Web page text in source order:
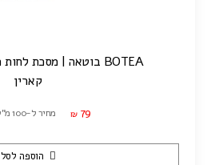
BOTEA בוטאה | מסכת לחות משקמת | 500 מ"ל
קארין
₪ 79 מחיר ל-100 מ"ל: ₪15.80
הוספה לסל